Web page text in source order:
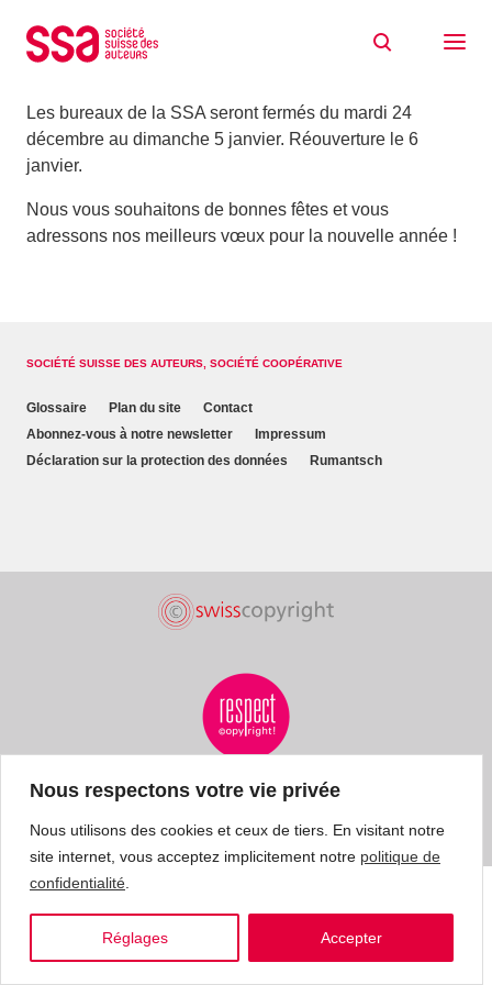
Nous respectons votre vie privée
Nous utilisons des cookies et ceux de tiers. En visitant notre
site internet, vous acceptez implicitement notre politique de
confidentialité
Réglages Accepter
Les bureaux de la SSA seront fermés du mardi 24
décembre au dimanche 5 janvier. Réouverture le 6
janvier.
Nous vous souhaitons de bonnes fêtes et vous
adressons nos meilleurs vœux pour la nouvelle année !
SOCIÉTÉ SUISSE DES AUTEURS, SOCIÉTÉ COOPÉRATIVE
Glossaire Plan du site
Contact
Abonnez-vous à notre newsletter
Impressum
Déclaration sur la protection des données
Rumantsch